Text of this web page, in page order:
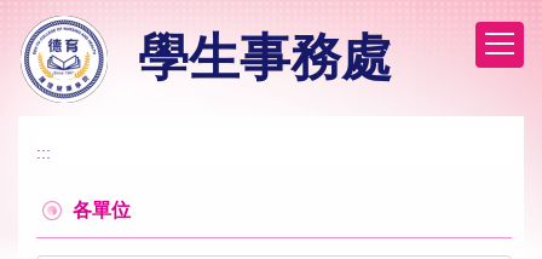
到
主
學生事務處
:::
各單位